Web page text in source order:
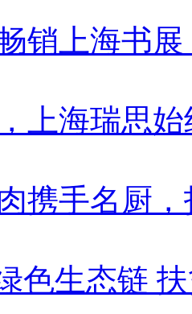
销上海书
上海瑞思
携手名厨
色生态链